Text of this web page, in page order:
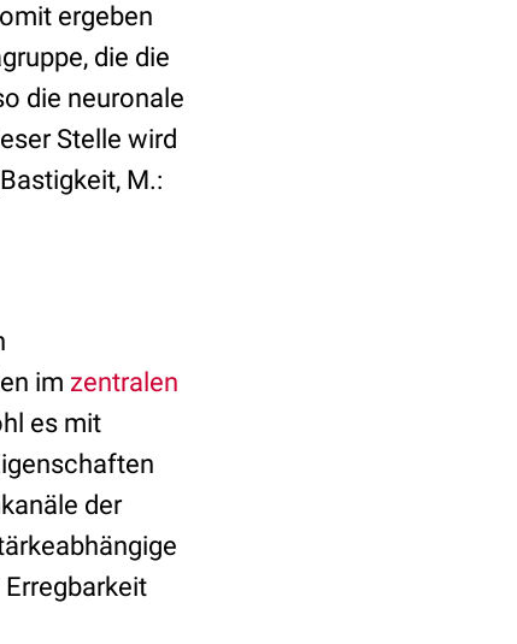
ergeben
die die
die neuronale
Stelle wird
M.:
im zentralen
es mit
der